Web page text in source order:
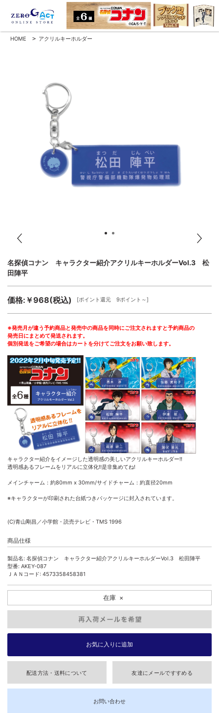
HOME > アクリルキーホルダー
名探偵コナン キャラクター紹介アクリルキーホルダーVol.3 松
田陣平
価格:￥968(税込) [ポイント還元 9ポイント～]
※発売月が違う予約商品と発売中の商品を同時にご注文されますと予約商品の
発売日にまとめて発送されます。
個別発送をご希望の場合はカートを分けてご注文をお願い致します。
キャラクター紹介をイメージした透明感の美しいアクリルキーホルダー!!
透明感あるフレームをリアルに立体化!!是非集めてね!
メインチャーム：約80mm x 30mm/サイドチャーム：約直径20mm
※キャラクターが印刷された台紙つきパッケージに封入されています。
(C)青山剛昌／小学館・読売テレビ・TMS 1996
商品仕様
製品名: 名探偵コナン キャラクター紹介アクリルキーホルダーVol.3 松田陣平
型番: AKEY-087
ＪＡＮコード: 4573358458381
在庫 ×
配送方法・送料について 友達にメールですすめる
お問い合わせ